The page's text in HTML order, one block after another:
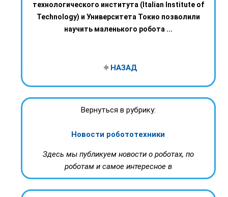
технологического института (Italian Institute of
Technology) и Университета Токио позволили
научить маленького робота ...
НАЗАД
Вернуться в рубрику:
Новости робототехники
Здесь мы публикуем новости о роботах, по
роботам и самое интересное в